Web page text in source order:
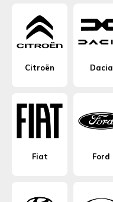
Citroën Dacia
Fiat Ford